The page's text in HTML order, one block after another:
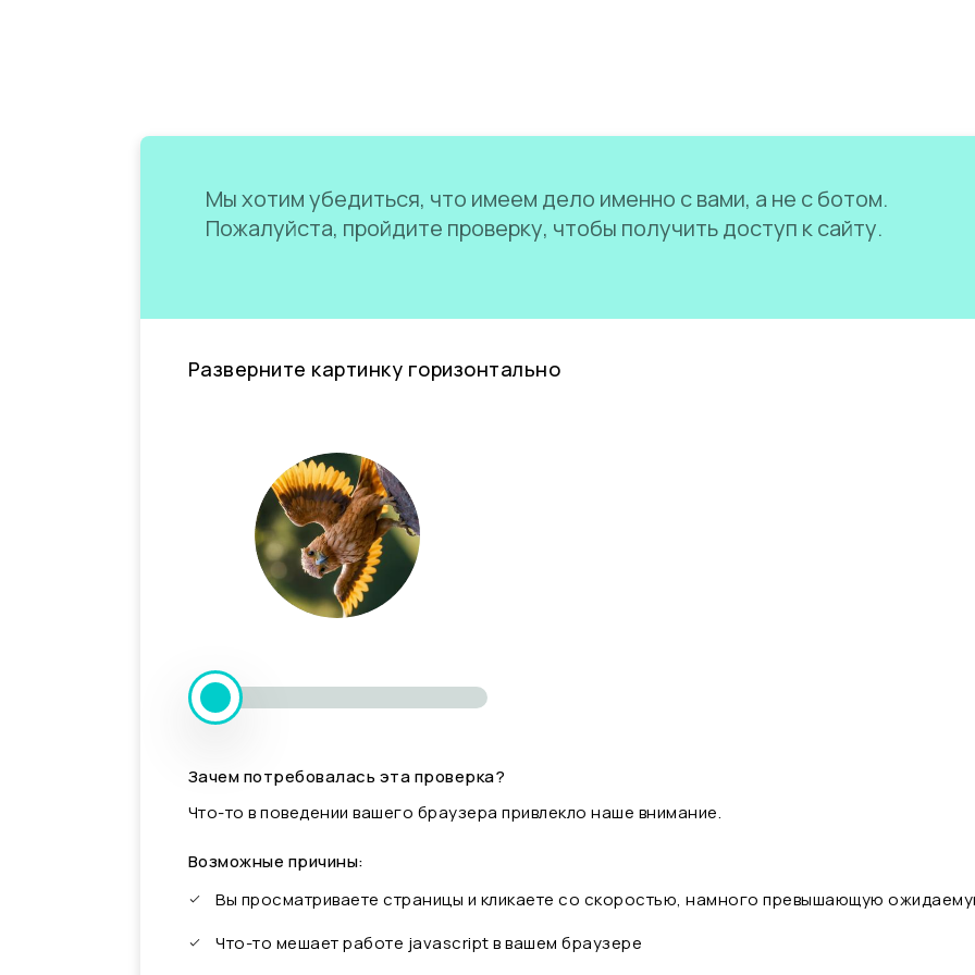
Мы хотим убедиться, что имеем дело именно с вами, а не с ботом.
Пожалуйста, пройдите проверку, чтобы получить доступ к сайту.
Разверните картинку горизонтально
Зачем потребовалась эта проверка?
Что-то в поведении вашего браузера привлекло наше внимание.
Возможные причины:
Вы просматриваете страницы и кликаете со скоростью, намного превышающую
Что-то мешает работе javascript в вашем браузере